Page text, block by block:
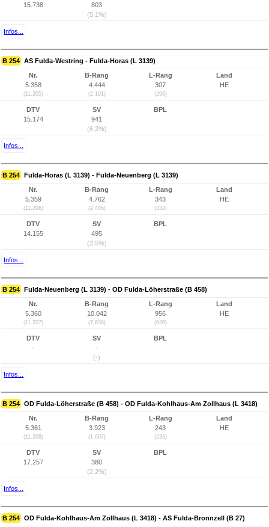
15.738
803
(5,1%)
Infos...
B 254 AS Fulda-Westring - Fulda-Horas (L 3139)
Nr.
5.358
(11.205)
B-Rang
4.444
(2.101)
L-Rang
307
(296)
Land
HE
DTV
15.174
SV
941
(6,2%)
BPL
Infos...
B 254 Fulda-Horas (L 3139) - Fulda-Neuenberg (L 3139)
Nr.
5.359
(11.206)
B-Rang
4.762
(2.405)
L-Rang
343
(332)
Land
HE
DTV
14.155
SV
495
(3,5%)
BPL
Infos...
B 254 Fulda-Neuenberg (L 3139) - OD Fulda-Löherstraße (B 458)
Nr.
5.360
(11.207)
B-Rang
10.042
(7.638)
L-Rang
956
(936)
Land
HE
DTV
-
SV
-
(-)
BPL
Infos...
B 254 OD Fulda-Löherstraße (B 458) - OD Fulda-Kohlhaus-Am Zollhaus (L 3418)
Nr.
5.361
(11.208)
B-Rang
3.923
(1.607)
L-Rang
243
(233)
Land
HE
DTV
17.257
SV
380
(2,2%)
BPL
Infos...
B 254 OD Fulda-Kohlhaus-Am Zollhaus (L 3418) - AS Fulda-Bronnzell (B 27)